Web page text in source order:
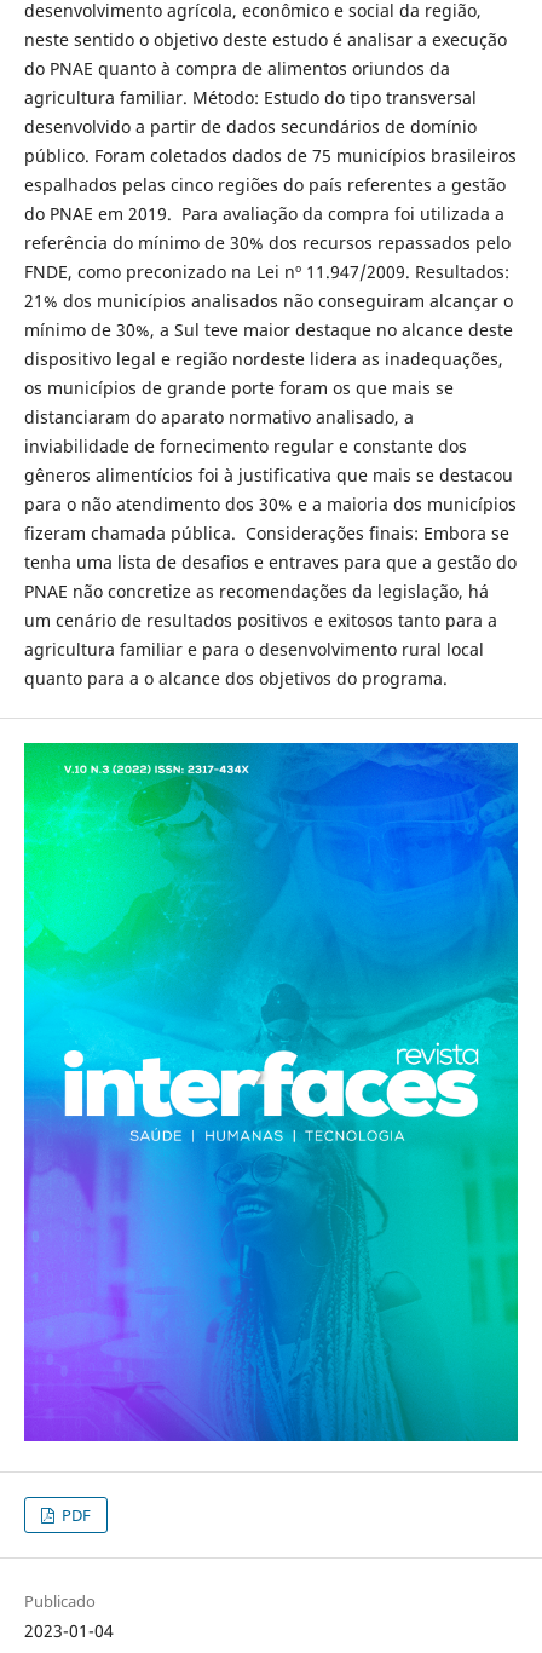
desenvolvimento agrícola, econômico e social da região,
neste sentido o objetivo deste estudo é analisar a execução
do PNAE quanto à compra de alimentos oriundos da
agricultura familiar. Método: Estudo do tipo transversal
desenvolvido a partir de dados secundários de domínio
público. Foram coletados dados de 75 municípios brasileiros
espalhados pelas cinco regiões do país referentes a gestão
do PNAE em 2019. Para avaliação da compra foi utilizada a
referência do mínimo de 30% dos recursos repassados pelo
FNDE, como preconizado na Lei nº 11.947/2009. Resultados:
21% dos municípios analisados não conseguiram alcançar o
mínimo de 30%, a Sul teve maior destaque no alcance deste
dispositivo legal e região nordeste lidera as inadequações,
os municípios de grande porte foram os que mais se
distanciaram do aparato normativo analisado, a
inviabilidade de fornecimento regular e constante dos
gêneros alimentícios foi à justificativa que mais se destacou
para o não atendimento dos 30% e a maioria dos municípios
fizeram chamada pública. Considerações finais: Embora se
tenha uma lista de desafios e entraves para que a gestão do
PNAE não concretize as recomendações da legislação, há
um cenário de resultados positivos e exitosos tanto para a
agricultura familiar e para o desenvolvimento rural local
quanto para a o alcance dos objetivos do programa.
PDF
Publicado
2023-01-04